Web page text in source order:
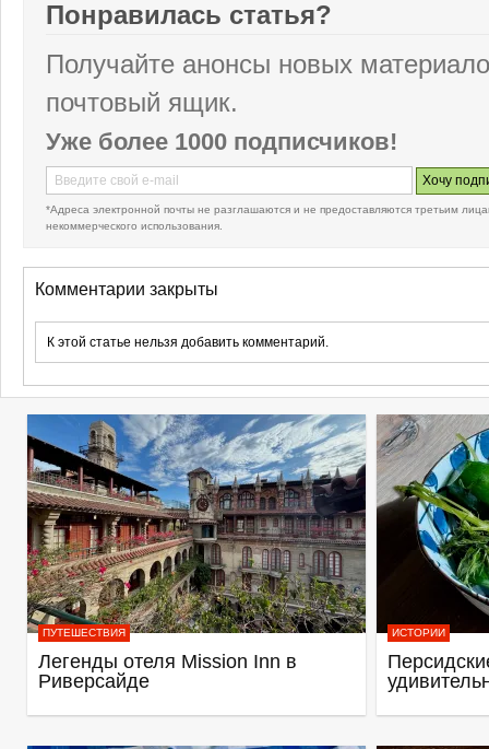
Понравилась статья?
Получайте анонсы новых
почтовый ящик.
Уже более 1000 подписчиков!
*Адреса электронной почты не разглашаются и не предоставляются третьим
некоммерческого использования.
Комментарии закрыты
К этой статье нельзя добавить комментарий.
ПУТЕШЕСТВИЯ
Легенды отеля Mission Inn в
Риверсайде
ИСТОРИИ